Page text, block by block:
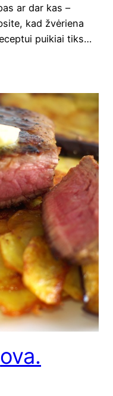
ar dar kas –
kad žvė­rie­na
pui­kiai tiks…